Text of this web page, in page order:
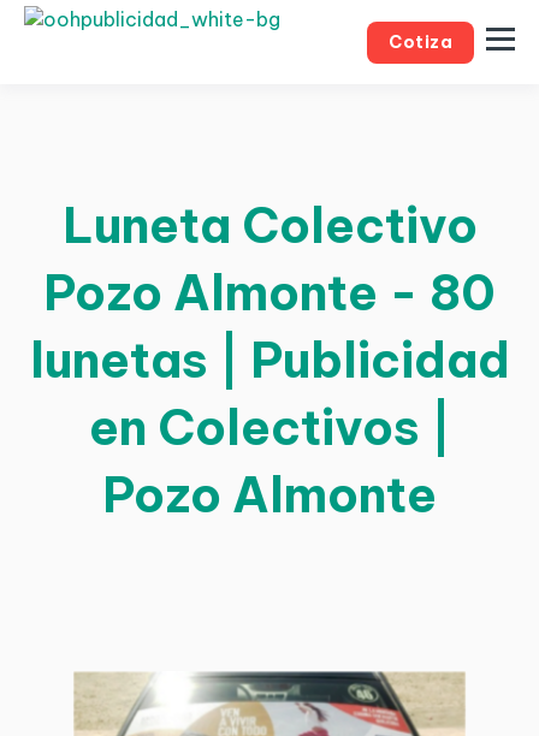
Cotiza
Luneta Colectivo
Pozo Almonte - 80
lunetas | Publicidad
en Colectivos |
Pozo Almonte